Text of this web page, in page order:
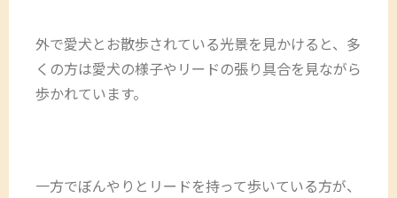
外で愛犬とお散歩されている光景を見かけると、多
くの方は愛犬の様子やリードの張り具合を見ながら
歩かれています。
一方でぼんやりとリードを持って歩いている方が、